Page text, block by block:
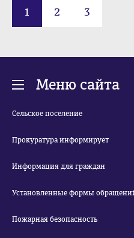
1 2 3
Меню сайта
Сельское поселение
Прокуратура информирует
Информация для граждан
Установленные формы
Пожарная безопасность